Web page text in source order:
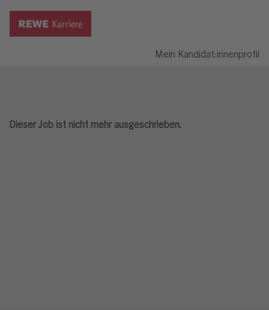
Mein Kandidat:innenprofil
Dieser Job ist nicht mehr ausgeschrieben.